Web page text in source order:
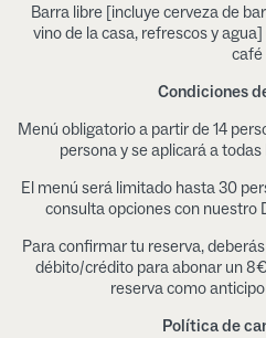
Barra libre [incluye cerveza de
vino de la casa, refrescos y
café
Condiciones
Menú obligatorio a partir de 14
persona y se aplicará a
El menú será limitado hasta 30
consulta opciones con nuestro
Para confirmar tu reserva,
débito/crédito para abonar un
reserva como
Política de